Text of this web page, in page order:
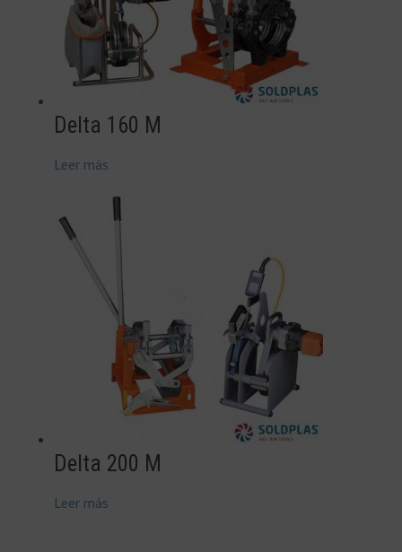
Delta 160 M
Leer más
Delta 200 M
Leer más